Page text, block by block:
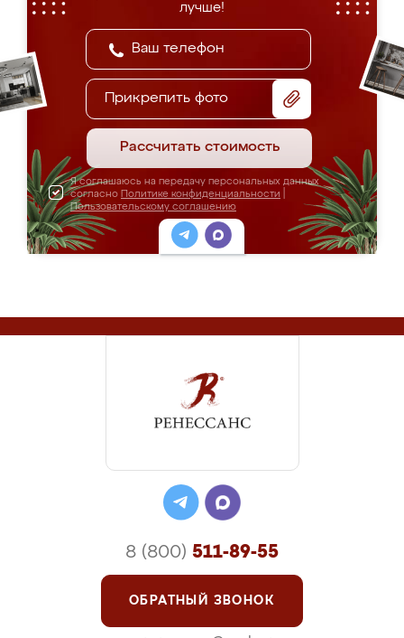
лучше!
Прикрепить фото
Рассчитать стоимость
Я соглашаюсь на передачу персональных данных
согласно Политике конфиденциальности
Пользовательскому соглашению
8 (800) 511-89-55
ОБРАТНЫЙ ЗВОНОК